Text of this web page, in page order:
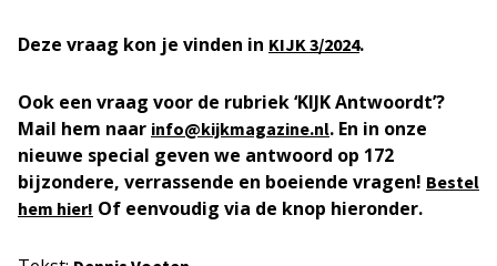
Deze vraag kon je vinden in KIJK 3/2024.
Ook een vraag voor de rubriek ‘KIJK Antwoordt’?
Mail hem naar info@kijkmagazine.nl. En in onze
nieuwe special geven we antwoord op 172
bijzondere, verrassende en boeiende vragen! Bestel
hem hier! Of eenvoudig via de knop hieronder.